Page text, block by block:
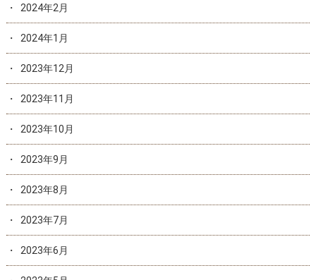
2024年2月
2024年1月
2023年12月
2023年11月
2023年10月
2023年9月
2023年8月
2023年7月
2023年6月